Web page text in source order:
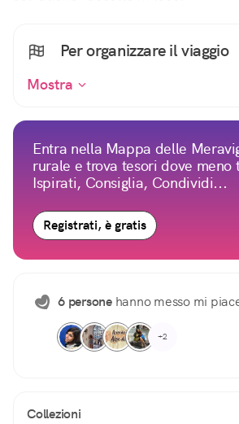
Per organizzare il viaggio
Mostra
Entra nella Mappa delle
rurale e trova tesori dove
Ispirati, Consiglia, Condividi...
Registrati, è gratis
6 personehanno messo mi
+2
Collezioni